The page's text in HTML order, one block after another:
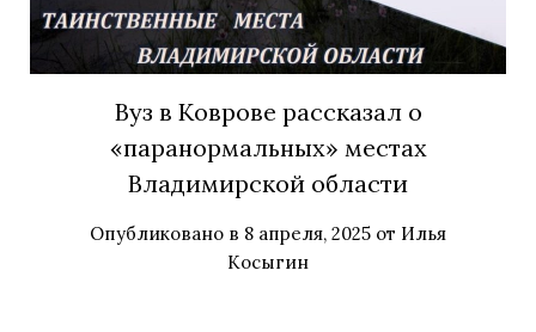
Вуз в Коврове рассказал о
«паранормальных» местах
Владимирской области
Опубликовано в 8 апреля, 2025 от Илья
Косыгин